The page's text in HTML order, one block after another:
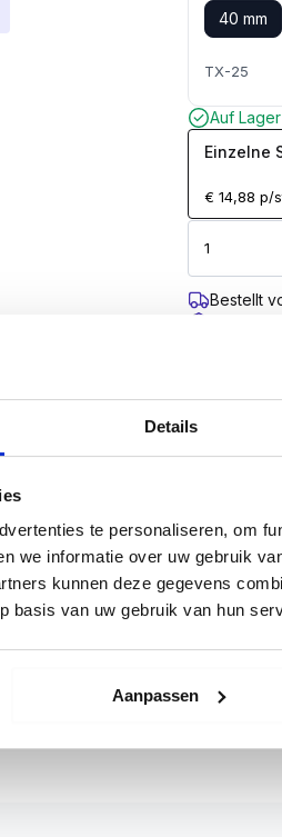
Details
te personaliseren, om
we informatie over uw gebruik
kunnen deze gegevens
basis van uw gebruik van hun
Aanpassen
40 mm
TX-25
Auf Lager
Einzelne
€ 14,88 p/
Bestellt
sowohl im Innen- als
eine bessere
Das erleichtert die
optimale Verbindung.
das Eindrehen erleichtert.
empfohlen!
von Anwendungen